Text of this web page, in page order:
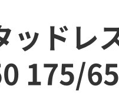
ッドレ
175/